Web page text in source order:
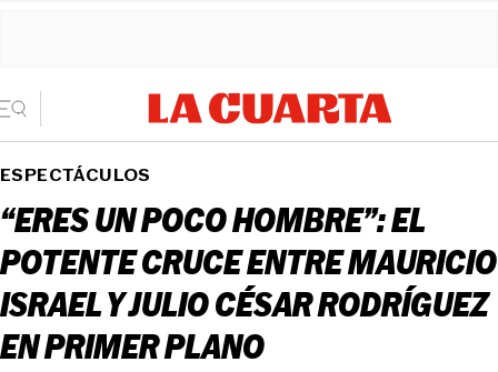
ESPECTÁCULOS
“ERES UN POCO HOMBRE”: EL
POTENTE CRUCE ENTRE MAURICIO
ISRAEL Y JULIO CÉSAR RODRÍGUEZ
EN PRIMER PLANO